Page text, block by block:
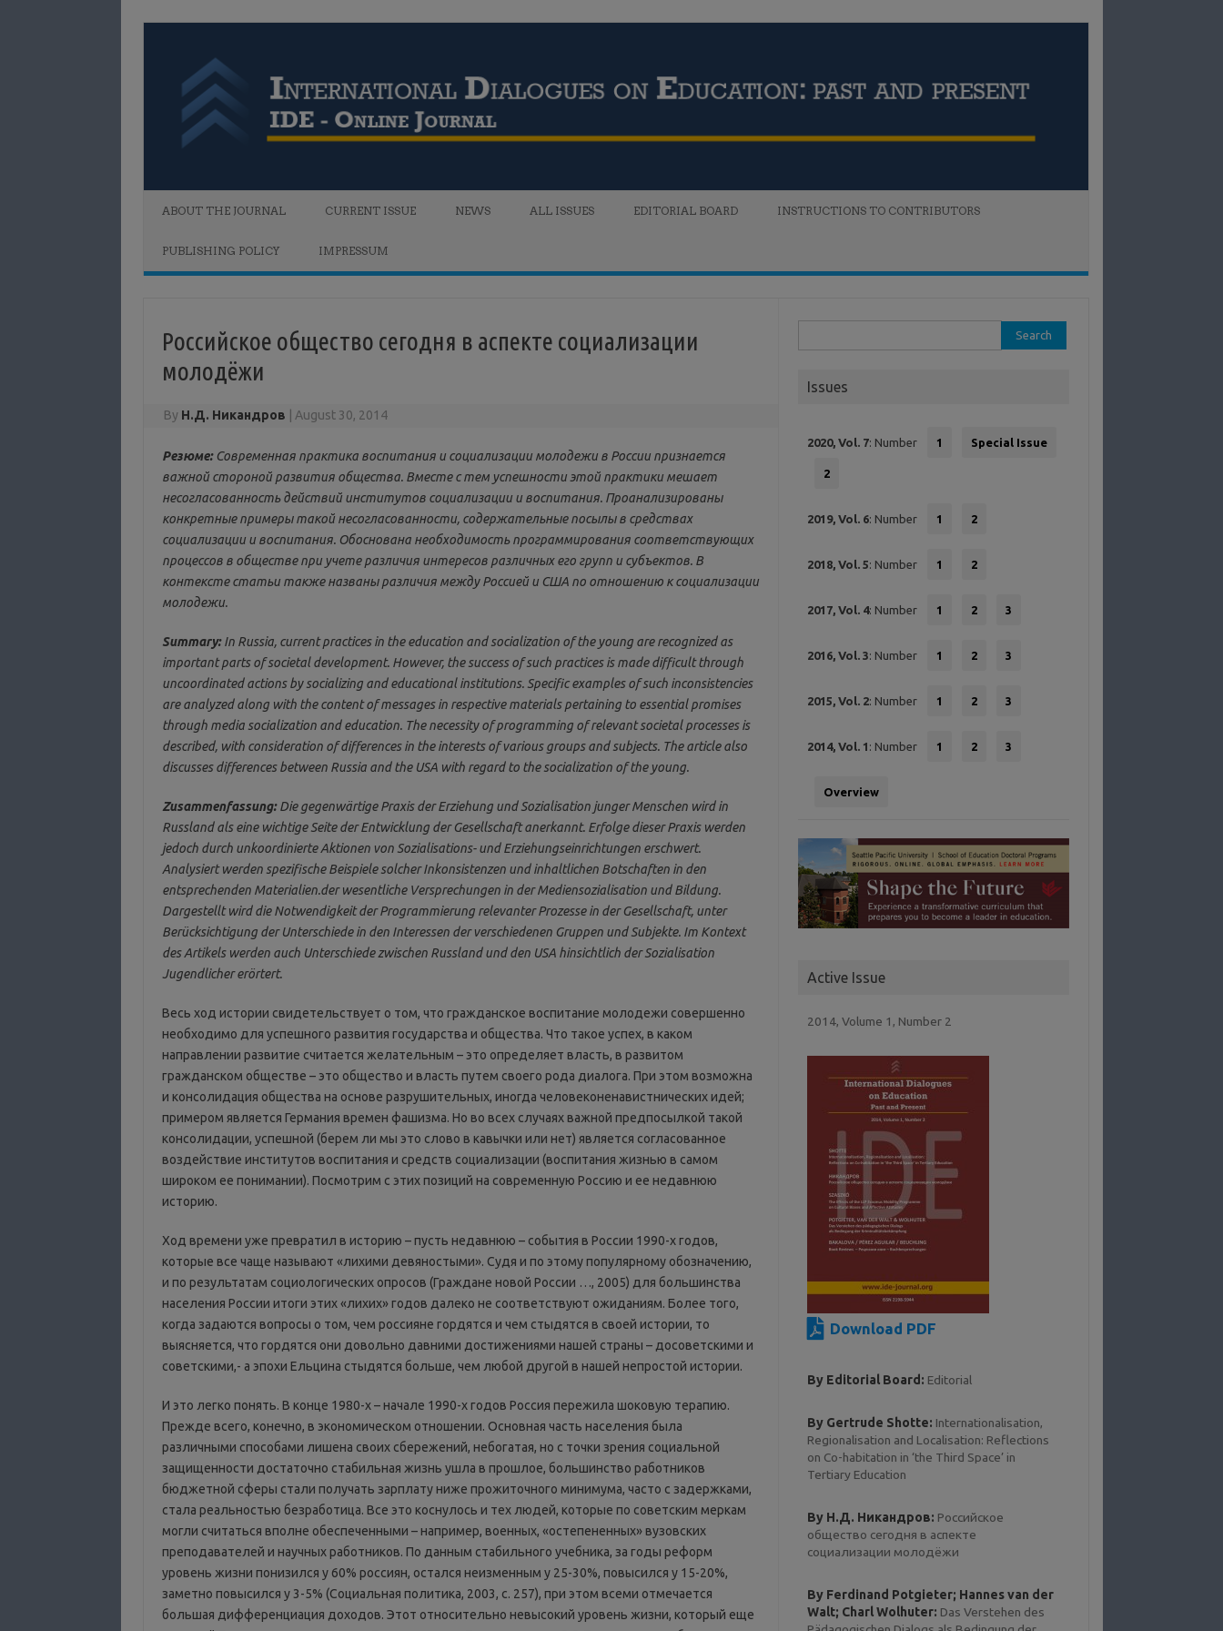
ABOUT THE JOURNAL CURRENT ISSUE NEWS ALL ISSUES EDITORIAL BOARD INSTRUCTIONS TO CONTRIBUTORS
PUBLISHING POLICY IMPRESSUM
Российское общество сегодня в аспекте социализации
молодёжи
By Н.Д. Никандров August 30, 2014
Резюме: Современная практика воспитания и социализации молодежи в России признается
важной стороной развития общества. Вместе с тем успешности этой практики мешает
несогласованность действий институтов социализации и воспитания. Проанализированы
конкретные примеры такой несогласованности, содержательные посылы в средствах
социализации и воспитания. Обоснована необходимость программирования соответствующих
процессов в обществе при учете различия интересов различных его групп и субъектов. В
контексте статьи также названы различия между Россией и США по отношению к социализации
молодежи.
Summary:In Russia, current practices in the education and socialization of the young are recognized as
important parts of societal development. However, the success of such practices is made difficult through
uncoordinated actions by socializing and educational institutions. Specific examples of such inconsistencies
are analyzed along with the content of messages in respective materials pertaining to essential promises
through media socialization and education. The necessity of programming of relevant societal processes is
described, with consideration of differences in the interests of various groups and subjects. The article also
discusses differences between Russia and the USA with regard to the socialization of the young.
Zusammenfassung:Die gegenwärtige Praxis der Erziehung und Sozialisation junger Menschen wird in
Russland als eine wichtige Seite der Entwicklung der Gesellschaft anerkannt. Erfolge dieser Praxis werden
jedoch durch unkoordinierte Aktionen von Sozialisations- und Erziehungseinrichtungen erschwert.
Analysiert werden spezifische Beispiele solcher Inkonsistenzen und inhaltlichen Botschaften in den
entsprechenden Materialien.der wesentliche Versprechungen in der Mediensozialisation und Bildung.
Dargestellt wird die Notwendigkeit der Programmierung relevanter Prozesse in der Gesellschaft, unter
Berücksichtigung der Unterschiede in den Interessen der verschiedenen Gruppen und Subjekte. Im Kontext
des Artikels werden auch Unterschiede zwischen Russland und den USA hinsichtlich der Sozialisation
Jugendlicher erörtert.
Весь ход истории свидетельствует о том, что гражданское воспитание молодежи совершенно
необходимо для успешного развития государства и общества. Что такое успех, в каком
направлении развитие считается желательным – это определяет власть, в развитом
гражданском обществе – это общество и власть путем своего рода диалога. При этом возможна
и консолидация общества на основе разрушительных, иногда человеконенавистнических идей;
примером является Германия времен фашизма. Но во всех случаях важной предпосылкой такой
консолидации, успешной (берем ли мы это слово в кавычки или нет) является согласованное
воздействие институтов воспитания и средств социализации (воспитания жизнью в самом
широком ее понимании). Посмотрим с этих позиций на современную Россию и ее недавнюю
историю.
Ход времени уже превратил в историю – пусть недавнюю – события в России 1990-х годов,
которые все чаще называют «лихими девяностыми». Судя и по этому популярному обозначению,
и по результатам социологических опросов (Граждане новой России …, 2005) для большинства
населения России итоги этих «лихих» годов далеко не соответствуют ожиданиям. Более того,
когда задаются вопросы о том, чем россияне гордятся и чем стыдятся в своей истории, то
выясняется, что гордятся они довольно давними достижениями нашей страны – досоветскими и
советскими,- а эпохи Ельцина стыдятся больше, чем любой другой в нашей непростой истории.
И это легко понять. В конце 1980-х – начале 1990-х годов Россия пережила шоковую терапию.
Прежде всего, конечно, в экономическом отношении. Основная часть населения была
различными способами лишена своих сбережений, небогатая, но с точки зрения социальной
защищенности достаточно стабильная жизнь ушла в прошлое, большинство работников
бюджетной сферы стали получать зарплату ниже прожиточного минимума, часто с задержками,
стала реальностью безработица. Все это коснулось и тех людей, которые по советским меркам
могли считаться вполне обеспеченными – например, военных, «остепененных» вузовских
преподавателей и научных работников. По данным стабильного учебника, за годы реформ
уровень жизни понизился у 60% россиян, остался неизменным у 25-30%, повысился у 15-20%,
заметно повысился у 3-5% (Социальная политика, 2003, с. 257), при этом всеми отмечается
большая дифференциация доходов. Этот относительно невысокий уровень жизни, который еще
for:
Issues
2020, Vol. 7: Number 1 Special Issue
2
2019, Vol. 6: Number 1 2
2018, Vol. 5: Number 1 2
2017, Vol. 4: Number 1 2 3
2016, Vol. 3: Number 1 2 3
2015, Vol. 2: Number 1 2 3
2014, Vol. 1 : Number 1 2 3
Overview
Active Issue
2014, Volume 1, Number 2
Download PDF
By Editorial Board: Editorial
By Gertrude Shotte: Internationalisation,
Regionalisation and Localisation: Reflections
on Co-habitation in ‘the Third Space’ in
Tertiary Education
By Н.Д. Никандров: Российское
общество сегодня в аспекте
социализации молодёжи
By Ferdinand Potgieter; Hannes van der
Walt; Charl Wolhuter: Das Verstehen des